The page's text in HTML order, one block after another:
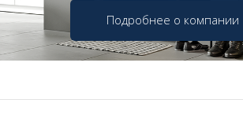
Подробнее о компании